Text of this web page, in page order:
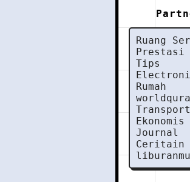
Ruang
Prestasi
Tips
Rumah
Ekonomis
Journal
Ceritain
liburanmu